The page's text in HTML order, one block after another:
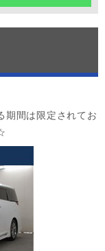
期間は限定されてお